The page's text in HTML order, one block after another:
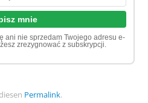
ani nie sprzedam Twojego adresu e-
zrezygnować z subskrypcji.
Permalink.